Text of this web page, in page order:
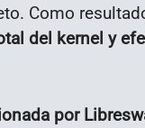
Como
del kernel y
por